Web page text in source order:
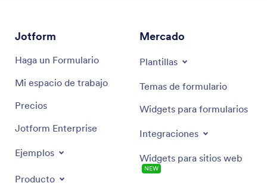
Jotform
Haga un Formulario
Mi espacio de trabajo
Precios
Jotform Enterprise
Ejemplos
Producto
Mercado
Plantillas
Temas de formulario
Widgets para formularios
Integraciones
Widgets para sitios web
NEW